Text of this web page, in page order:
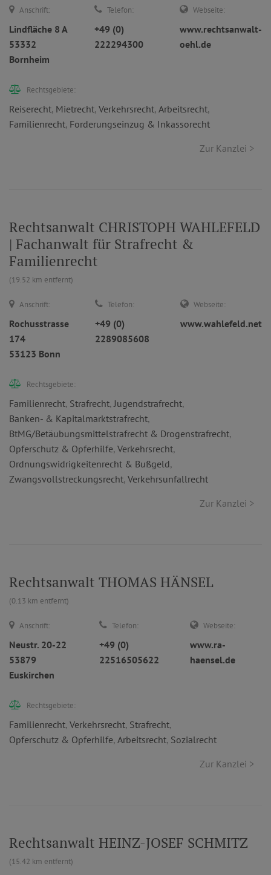
Anschrift:
Lindfläche 8 A
53332
Bornheim
Telefon:
+49 (0)
222294300
Webseite:
www.rechtsanwalt-
oehl.de
Rechtsgebiete:
Reiserecht, Mietrecht, Verkehrsrecht, Arbeitsrecht,
Familienrecht, Forderungseinzug & Inkassorecht
Zur Kanzlei >
Rechtsanwalt CHRISTOPH WAHLEFELD
| Fachanwalt für Strafrecht &
Familienrecht
(19.52 km entfernt)
Anschrift:
Rochusstrasse
174
53123 Bonn
Telefon:
+49 (0)
2289085608
Webseite:
www.wahlefeld.net
Rechtsgebiete:
Familienrecht, Strafrecht,Jugendstrafrecht,
Banken- & Kapitalmarktstrafrecht,
BtMG/Betäubungsmittelstrafrecht & Drogenstrafrecht,
Opferschutz & Opferhilfe, Verkehrsrecht,
Ordnungswidrigkeitenrecht & Bußgeld,
Zwangsvollstreckungsrecht, Verkehrsunfallrecht
Zur Kanzlei >
Rechtsanwalt THOMAS HÄNSEL
(0.13 km entfernt)
Anschrift:
Neustr. 20-22
53879
Euskirchen
Telefon:
+49 (0)
22516505622
Webseite:
www.ra-
haensel.de
Rechtsgebiete:
Familienrecht, Verkehrsrecht, Strafrecht,
Opferschutz & Opferhilfe, Arbeitsrecht, Sozialrecht
Zur Kanzlei >
Rechtsanwalt HEINZ-JOSEF SCHMITZ
(15.42 km entfernt)